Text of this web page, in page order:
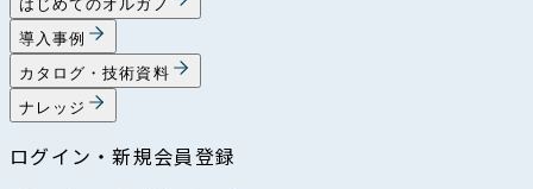
はじめてのオルガノ
導入事例
カタログ・技術資料
ナレッジ
ログイン・新規会員登録